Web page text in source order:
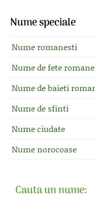
Nume speciale
Nume romanesti
Nume de fete
Nume de baieti
Nume de sfinti
Nume ciudate
Nume norocoase
Cauta un nume: